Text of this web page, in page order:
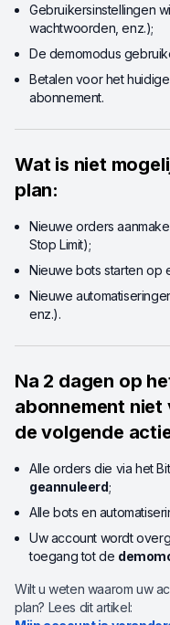
Gebruikersinstellingen
wachtwoorden, enz.);
De demomodus
Betalen voor het
abonnement.
Wat is niet
plan:
Nieuwe orders
Stop Limit);
Nieuwe bots starten op
Nieuwe
enz.).
Na 2 dagen op
abonnement niet
de volgende
Alle orders die via het
geannuleerd;
Alle bots en
Uw account wordt
toegang tot de
Wilt u weten waarom uw
plan? Lees dit artikel: